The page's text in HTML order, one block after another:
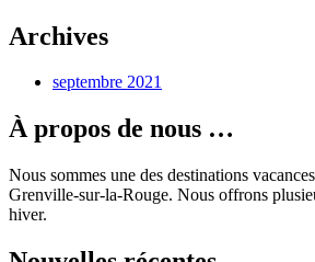
Archives
septembre 2021
À propos de nous …
Nous sommes une des destinations
Grenville-sur-la-Rouge. Nous offrons
hiver.